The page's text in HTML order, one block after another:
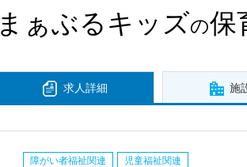
まぁぶるキッズの保
求人詳細 施
障がい者福祉関連 児童福祉関連